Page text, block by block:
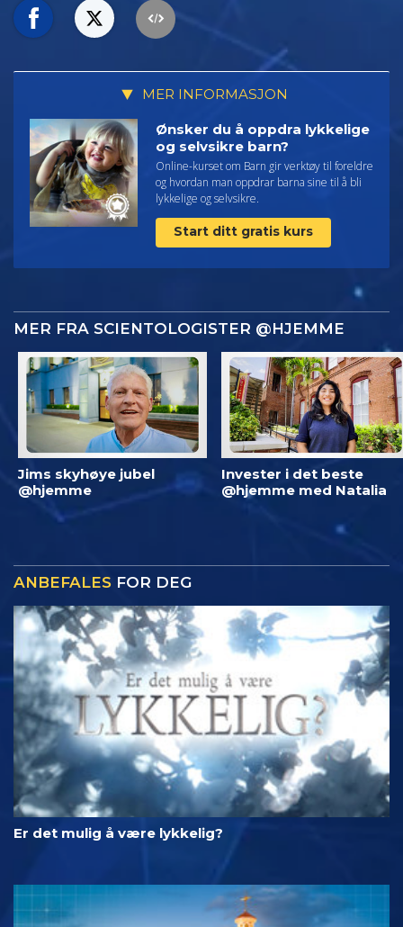
MER INFORMASJON
Ønsker du å oppdra lykkelige
og selvsikre barn?
Online-kurset om Barn gir verktøy til foreldre
og hvordan man oppdrar barna sine til å bli
lykkelige og selvsikre.
Start ditt gratis kurs
MER FRA SCIENTOLOGISTER @HJEMME
Jims skyhøye jubel
@hjemme
Invester i det beste
@hjemme med Natalia
ANBEFALES FOR DEG
Er det mulig å være lykkelig?